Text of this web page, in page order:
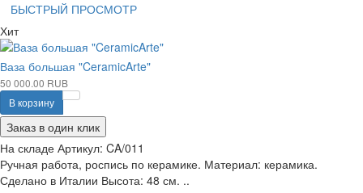
БЫСТРЫЙ ПРОСМОТР
Хит
Ваза большая "CeramicArte"
50 000.00 RUB
В корзину
Заказ в один клик
На складе Артикул: CA/011
Ручная работа, роспись по керамике. Материал: керамика.
Сделано в Италии Высота: 48 см. ..